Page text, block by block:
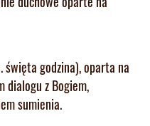
święta godzina), oparta na
dialogu z Bogiem,
sumienia.